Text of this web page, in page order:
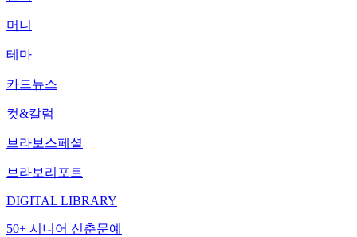
머니
테마
카드뉴스
컷&칼럼
브라보스페셜
브라보리포트
DIGITAL LIBRARY
50+ 시니어 신춘문예